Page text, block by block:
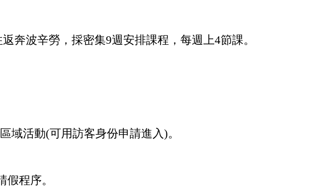
奔波辛勞，採密集9週安排課程，每週上4節課。
域活動(可用訪客身份申請進 入)。
程序。